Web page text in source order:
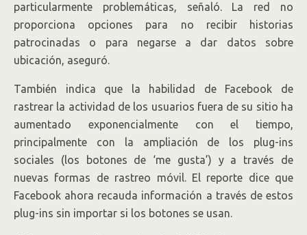
particularmente problemáticas, señaló. La red no
proporciona opciones para no recibir historias
patrocinadas o para negarse a dar datos sobre
ubicación, aseguró.
También indica que la habilidad de Facebook de
rastrear la actividad de los usuarios fuera de su sitio ha
aumentado exponencialmente con el tiempo,
principalmente con la ampliación de los plug-ins
sociales (los botones de ‘me gusta’) y a través de
nuevas formas de rastreo móvil. El reporte dice que
Facebook ahora recauda información a través de estos
plug-ins sin importar si los botones se usan.